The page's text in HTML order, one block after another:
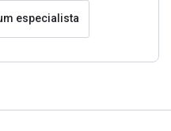
especialista